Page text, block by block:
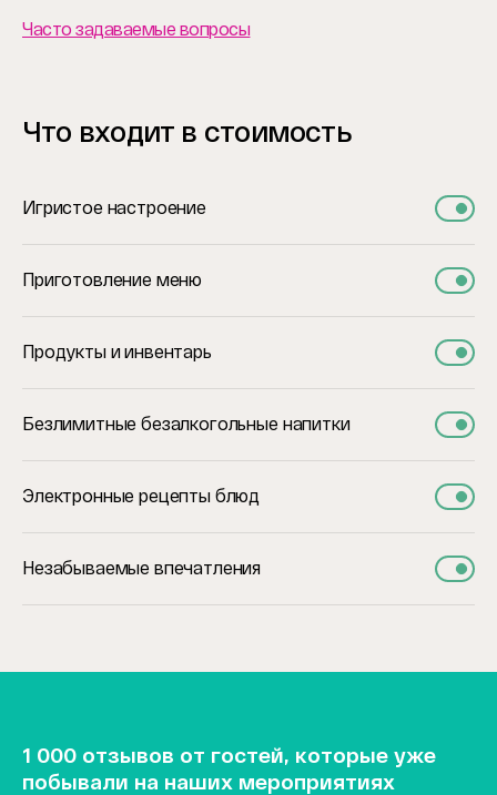
Часто задаваемые вопросы
Что входит в стоимость
Игристое настроение
Приготовление меню
Продукты и инвентарь
Безлимитные безалкогольные напитки
Электронные рецепты блюд
Незабываемые впечатления
1 000 отзывов от гостей, которые уже
побывали на наших мероприятиях